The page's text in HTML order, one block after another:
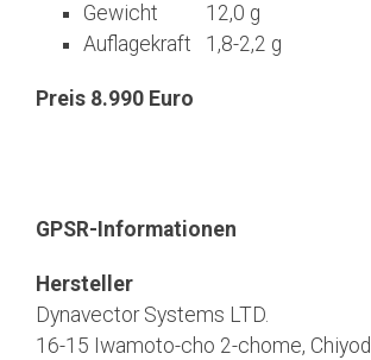
Gewicht 12,0 g
Auflagekraft 1,8-2,2 g
Preis 8.990 Euro
GPSR-Informationen
Hersteller
Dynavector Systems LTD.
16-15 Iwamoto-cho 2-chome,